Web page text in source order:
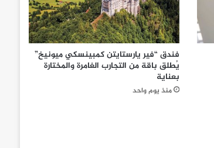
فندق “فير يارستايتن كمبينسكي ميونيخ”
يُطلق باقة من التجارب الغامرة والمختارة
بعناية
منذ يوم واحد